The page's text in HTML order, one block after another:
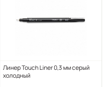
Линер Touch Liner 0,3 мм серый
холодный